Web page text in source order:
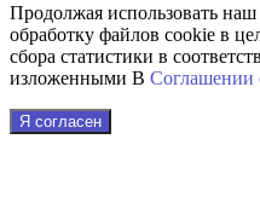
Продолжая использовать наш
обработку файлов cookie в
сбора статистики в
изложенными В Соглашении
Я согласен